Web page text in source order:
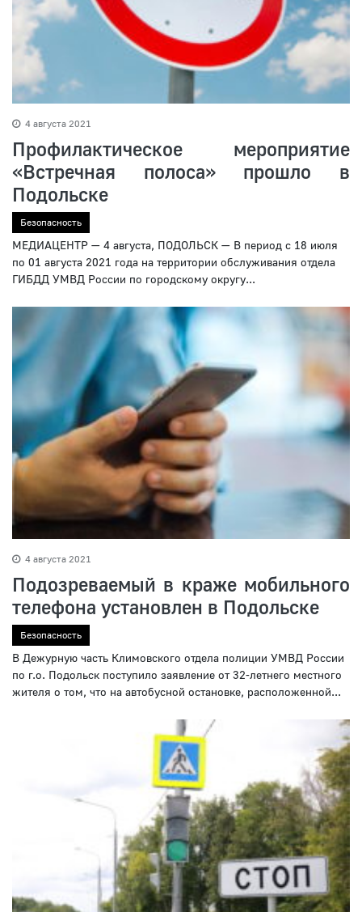
4 августа 2021
Профилактическое мероприятие
«Встречная полоса» прошло в
Подольске
Безопасность
МЕДИАЦЕНТР — 4 августа, ПОДОЛЬСК — В период с 18 июля
по 01 августа 2021 года на территории обслуживания отдела
ГИБДД УМВД России по городскому округу...
4 августа 2021
Подозреваемый в краже мобильного
телефона установлен в Подольске
Безопасность
В Дежурную часть Климовского отдела полиции УМВД России
по г.о. Подольск поступило заявление от 32-летнего местного
жителя о том, что на автобусной остановке, расположенной...